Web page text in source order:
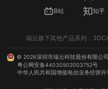
B站
知乎
瑞云旗下其他产品系列：
© 2026深圳市瑞云科技股份有限公司
粤公网安备44030502003752号
中华人民共和国增值电信业务经营